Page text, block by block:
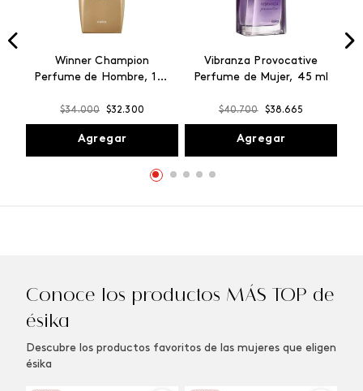
Winner Champion
Perfume de Hombre, 100
$34.000 $32.300
Agregar
Vibranza Provocative
Perfume de Mujer, 45 ml
$40.700 $38.665
Agregar
Conoce los productos MÁS TOP de
ésika
Descubre los productos favoritos de las mujeres que eligen
ésika